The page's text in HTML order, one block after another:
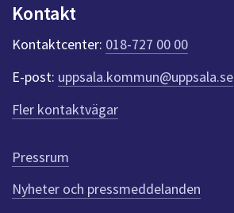
k
t
e
r
f
ö
r
e
n
n
a
Kontakt
Kontaktcenter: 018-727 00 00
E-post: uppsala.kommun@uppsala.se
Fler kontaktvägar
Pressrum
Nyheter och pressmeddelanden